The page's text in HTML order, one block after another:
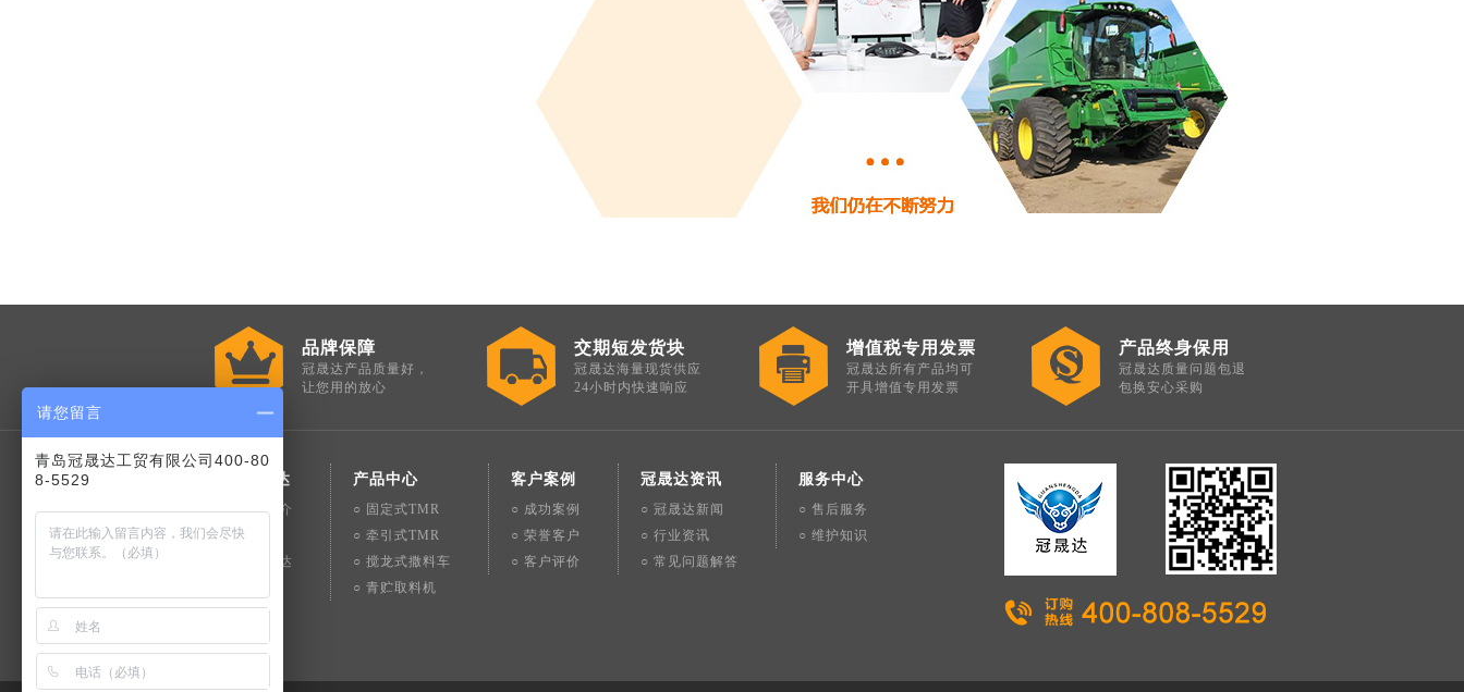
品牌保障
冠晟达产品质量好，
让您用的放心
交期短发货块
冠晟达海量现货供应
24小时内快速响应
增值税专用发票
冠晟达所有产品均可
开具增值专用发票
产品终身保用
冠晟达质量问题包退
包换安心采购
走进冠晟达
○ 冠晟达简介
○ 公司理念
○ 联系冠晟达
产品中心
○ 固定式TMR
○ 牵引式TMR
○ 搅龙式撒料车
○ 青贮取料机
客户案例
○ 成功案例
○ 荣誉客户
○ 客户评价
冠晟达资讯
○ 冠晟达新闻
○ 行业资讯
○ 常见问题解答
服务中心
○ 售后服务
○ 维护知识
请您留言
青岛冠晟达工贸有限公司400-80
8-5529